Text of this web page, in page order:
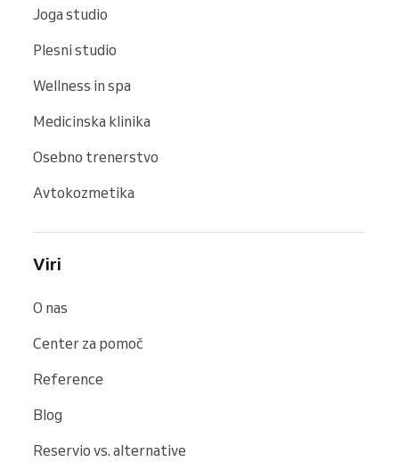
Joga studio
Plesni studio
Wellness in spa
Medicinska klinika
Osebno trenerstvo
Avtokozmetika
Viri
O nas
Center za pomoč
Reference
Blog
Reservio vs. alternative